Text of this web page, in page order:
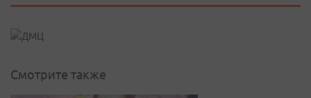
Смотрите также